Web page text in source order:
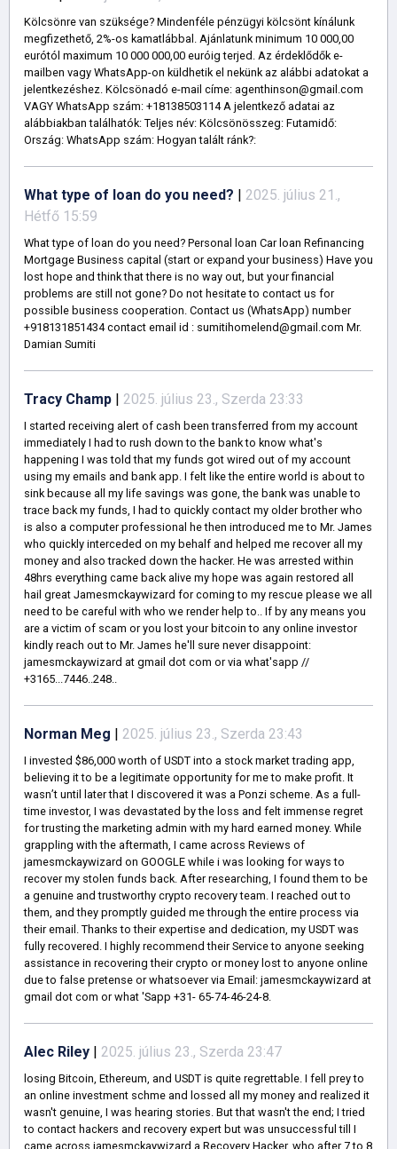
Kölcsönre van szüksége? Mindenféle pénzügyi kölcsönt kínálunk
megfizethető, 2%-os kamatlábbal. Ajánlatunk minimum 10 000,00
eurótól maximum 10 000 000,00 euróig terjed. Az érdeklődők e-
mailben vagy WhatsApp-on küldhetik el nekünk az alábbi adatokat a
jelentkezéshez. Kölcsönadó e-mail címe: agenthinson@gmail.com
VAGY WhatsApp szám: +18138503114 A jelentkező adatai az
alábbiakban találhatók: Teljes név: Kölcsönösszeg: Futamidő:
Ország: WhatsApp szám: Hogyan talált ránk?:
What type of loan do you need? | 2025. július 21.,
Hétfő 15:59
What type of loan do you need? Personal loan Car loan Refinancing
Mortgage Business capital (start or expand your business) Have you
lost hope and think that there is no way out, but your financial
problems are still not gone? Do not hesitate to contact us for
possible business cooperation. Contact us (WhatsApp) number
+918131851434 contact email id : sumitihomelend@gmail.com Mr.
Damian Sumiti
Tracy Champ | 2025. július 23., Szerda 23:33
I started receiving alert of cash been transferred from my account
immediately I had to rush down to the bank to know what's
happening I was told that my funds got wired out of my account
using my emails and bank app. I felt like the entire world is about to
sink because all my life savings was gone, the bank was unable to
trace back my funds, I had to quickly contact my older brother who
is also a computer professional he then introduced me to Mr. James
who quickly interceded on my behalf and helped me recover all my
money and also tracked down the hacker. He was arrested within
48hrs everything came back alive my hope was again restored all
hail great Jamesmckaywizard for coming to my rescue please we all
need to be careful with who we render help to.. If by any means you
are a victim of scam or you lost your bitcoin to any online investor
kindly reach out to Mr. James he'll sure never disappoint:
jamesmckaywizard at gmail dot com or via what'sapp //
+3165...7446..248..
Norman Meg | 2025. július 23., Szerda 23:43
I invested $86,000 worth of USDT into a stock market trading app,
believing it to be a legitimate opportunity for me to make profit. It
wasn’t until later that I discovered it was a Ponzi scheme. As a full-
time investor, I was devastated by the loss and felt immense regret
for trusting the marketing admin with my hard earned money. While
grappling with the aftermath, I came across Reviews of
jamesmckaywizard on GOOGLE while i was looking for ways to
recover my stolen funds back. After researching, I found them to be
a genuine and trustworthy crypto recovery team. I reached out to
them, and they promptly guided me through the entire process via
their email. Thanks to their expertise and dedication, my USDT was
fully recovered. I highly recommend their Service to anyone seeking
assistance in recovering their crypto or money lost to anyone online
due to false pretense or whatsoever via Email: jamesmckaywizard at
gmail dot com or what 'Sapp +31- 65-74-46-24-8.
Alec Riley | 2025. július 23., Szerda 23:47
losing Bitcoin, Ethereum, and USDT is quite regrettable. I fell prey to
an online investment schme and lossed all my money and realized it
wasn't genuine, I was hearing stories. But that wasn't the end; I tried
to contact hackers and recovery expert but was unsuccessful till I
came across jamesmckaywizard a Recovery Hacker, who after 7 to 8